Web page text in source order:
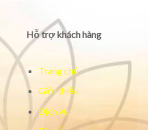
Hỗ trợ khách hàng
Trang chủ
Giới thiệu
Dịch vụ